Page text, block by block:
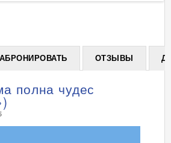
ОТЗЫВЫ
полна чудес